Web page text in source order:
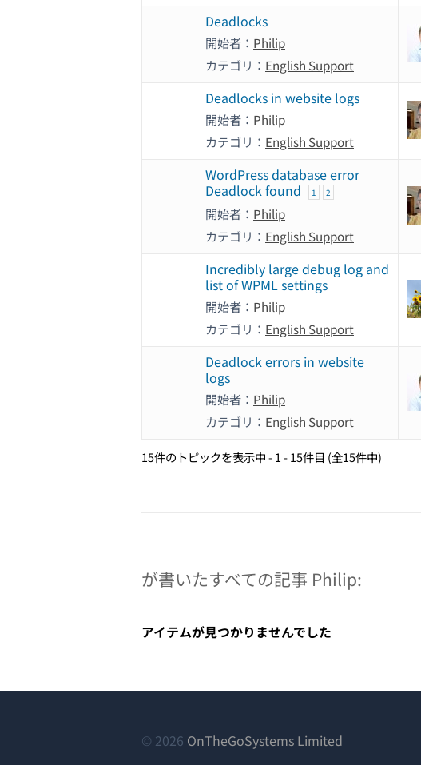
Deadlocks
開始者： Philip
カテゴリ： English Support
Deadlocks in website logs
開始者： Philip
カテゴリ： English Support
WordPress database error
Deadlock found
1 2
開始者： Philip
カテゴリ： English Support
Incredibly large debug log and
list of WPML settings
開始者： Philip
カテゴリ： English Support
Deadlock errors in website
logs
開始者： Philip
カテゴリ： English Support
15件のトピックを表示中 - 1 - 15件目 (全15件中)
が書いたすべての記事 Philip:
アイテムが見つかりませんでした
© 2026 OnTheGoSystems Limited